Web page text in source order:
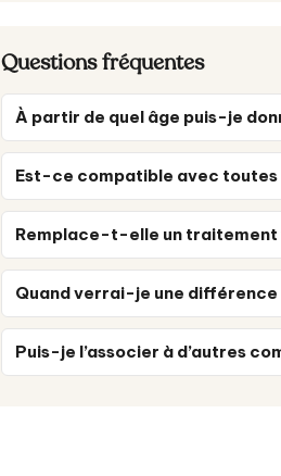
Questions fréquentes
À partir de quel âge puis-je
Est-ce compatible avec toutes
Remplace-t-elle un traitement
Quand verrai-je une différence
Puis-je l’associer à d’autres